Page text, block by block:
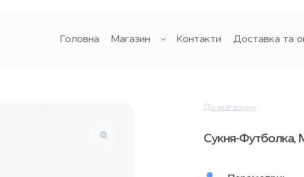
Головна Магазин Контакти Доставка та
До магазину
Сукня-Футболка,